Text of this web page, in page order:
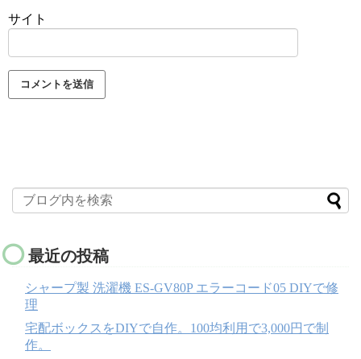
サイト
最近の投稿
シャープ製 洗濯機 ES-GV80P エラーコード05 DIYで修
理
宅配ボックスをDIYで自作。100均利用で3,000円で制
作。